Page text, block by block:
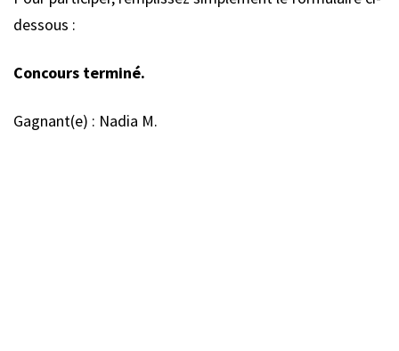
dessous :
Concours terminé.
Gagnant(e) : Nadia M.